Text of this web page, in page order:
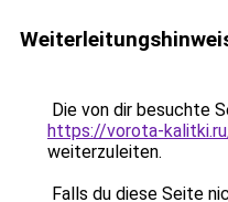
Die von dir besuchte
https://vorota-
weiterzuleiten.
Falls du diese Seite